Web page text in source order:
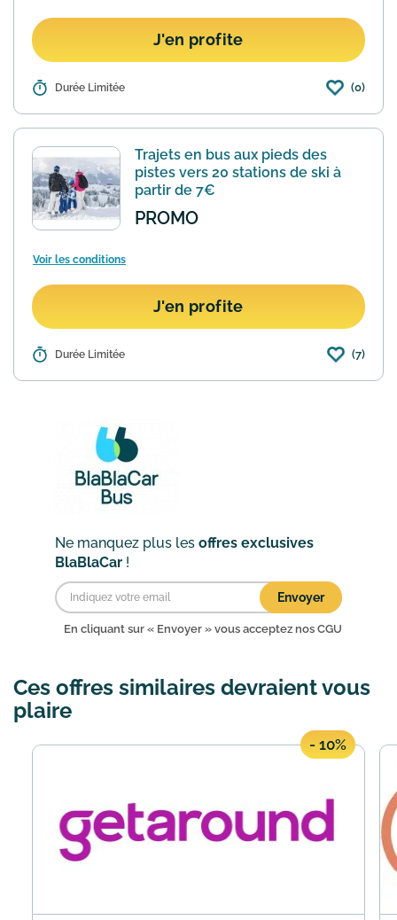
J'en profite
Détails : Si vous cherchez à vous partir en
des trajets en bus vers 300 destinations
dans plus de 10 pays à partir de
seulement 4,99€ par bil...En savoir plus
Durée Limitée (0)
Trajets en bus aux pieds des
pistes vers 20 stations de ski à
partir de 7€
PROMO
Voir les conditions
J'en profite
Détails : Bon plan pour partir au ski à petit prix !
Chamrousse ...
Durée Limitée (7)
Ne manquez plus les offres exclusives
BlaBlaCar !
Envoyer
En cliquant sur « Envoyer » vous acceptez nos CGU
Ces offres similaires devraient vous
plaire
- 10%